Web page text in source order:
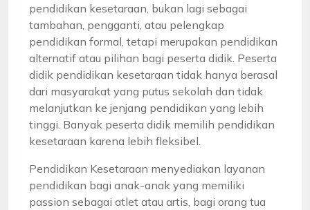
pendidikan kesetaraan, bukan lagi sebagai
tambahan, pengganti, atau pelengkap
pendidikan formal, tetapi merupakan pendidikan
alternatif atau pilihan bagi peserta didik. Peserta
didik pendidikan kesetaraan tidak hanya berasal
dari masyarakat yang putus sekolah dan tidak
melanjutkan ke jenjang pendidikan yang lebih
tinggi. Banyak peserta didik memilih pendidikan
kesetaraan karena lebih fleksibel.
Pendidikan Kesetaraan menyediakan layanan
pendidikan bagi anak-anak yang memiliki
passion sebagai atlet atau artis, bagi orang tua